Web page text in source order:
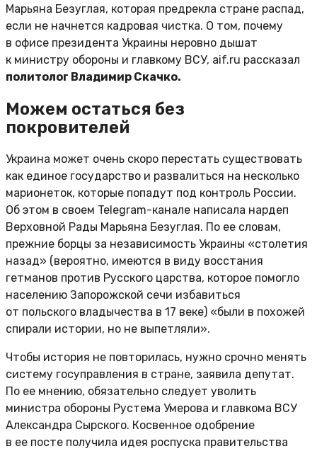
Марьяна Безуглая, которая предрекла стране распад,
если не начнется кадровая чистка. О том, почему
в офисе президента Украины неровно дышат
к министру обороны и главкому ВСУ, aif.ru рассказал
политолог Владимир Скачко.
Можем остаться без
покровителей
Украина может очень скоро перестать существовать
как единое государство и развалиться на несколько
марионеток, которые попадут под контроль России.
Об этом в своем Telegram-канале написала нардеп
Верховной Рады Марьяна Безуглая. По ее словам,
прежние борцы за независимость Украины «столетия
назад» (вероятно, имеются в виду восстания
гетманов против Русского царства, которое помогло
населению Запорожской сечи избавиться
от польского владычества в 17 веке) «были в похожей
спирали истории, но не выпетляли».
Чтобы история не повторилась, нужно срочно менять
систему госуправления в стране, заявила депутат.
По ее мнению, обязательно следует уволить
министра обороны Рустема Умерова и главкома ВСУ
Александра Сырского. Косвенное одобрение
в ее посте получила идея роспуска правительства